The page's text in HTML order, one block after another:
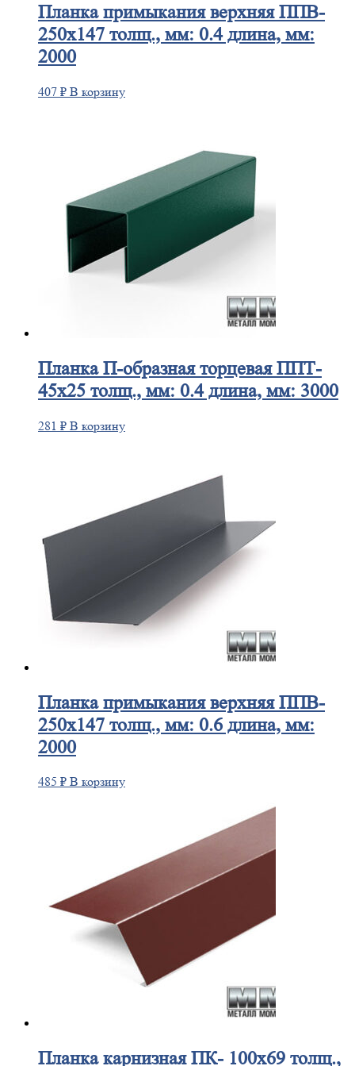
Планкапримыкания верхняя ППВ-
250х147 толщ., мм: 0.4 длина, мм:
2000
407 ₽ В корзину
ПланкаП-образная торцевая ППТ-
45х25 толщ., мм: 0.4 длина, мм: 3000
281 ₽ В корзину
Планкапримыкания верхняя ППВ-
250х147 толщ., мм: 0.6 длина, мм:
2000
485 ₽ В корзину
Планкакарнизная ПК- 100х69 толщ.,